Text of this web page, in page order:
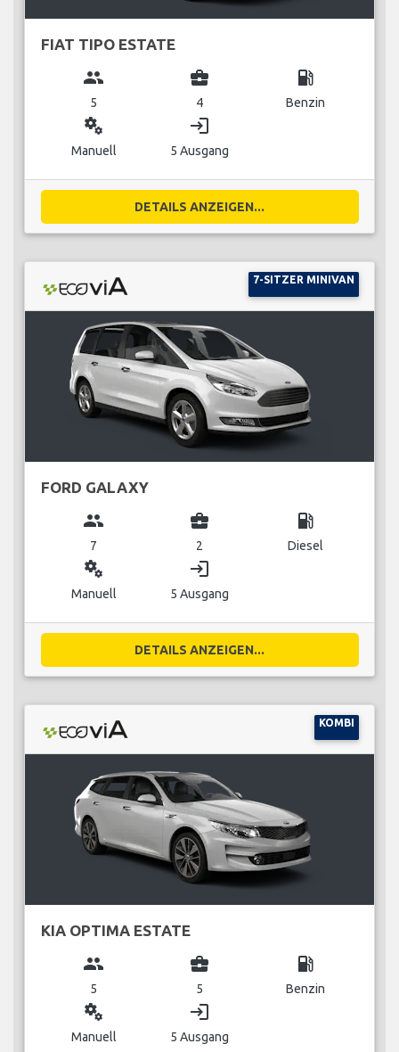
FIAT TIPO ESTATE
group
5
business_center
4
local_gas_station
Benzin
miscellaneous_services
Manuell
login
5 Ausgang
DETAILS ANZEIGEN...
7-SITZER MINIVAN
FORD GALAXY
group
7
business_center
2
local_gas_station
Diesel
miscellaneous_services
Manuell
login
5 Ausgang
DETAILS ANZEIGEN...
KOMBI
KIA OPTIMA ESTATE
group
5
business_center
5
local_gas_station
Benzin
miscellaneous_services
Manuell
login
5 Ausgang